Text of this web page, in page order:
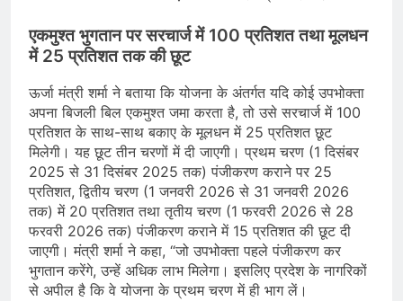
एकमुश्त भुगतान पर सरचार्ज में 100 प्रतिशत तथा मूलधन
में 25 प्रतिशत तक की छूट
ऊर्जा मंत्री शर्मा ने बताया कि योजना के अंतर्गत यदि कोई उपभोक्ता
अपना बिजली बिल एकमुश्त जमा करता है, तो उसे सरचार्ज में 100
प्रतिशत के साथ-साथ बकाए के मूलधन में 25 प्रतिशत छूट
मिलेगी। यह छूट तीन चरणों में दी जाएगी। प्रथम चरण (1 दिसंबर
2025 से 31 दिसंबर 2025 तक) पंजीकरण कराने पर 25
प्रतिशत, द्वितीय चरण (1 जनवरी 2026 से 31 जनवरी 2026
तक) में 20 प्रतिशत तथा तृतीय चरण (1 फरवरी 2026 से 28
फरवरी 2026 तक) पंजीकरण कराने में 15 प्रतिशत की छूट दी
जाएगी। मंत्री शर्मा ने कहा, “जो उपभोक्ता पहले पंजीकरण कर
भुगतान करेंगे, उन्हें अधिक लाभ मिलेगा। इसलिए प्रदेश के नागरिकों
से अपील है कि वे योजना के प्रथम चरण में ही भाग लें।